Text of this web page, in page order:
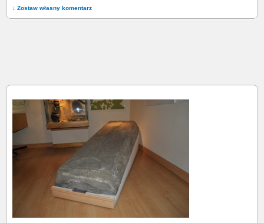
↓ Zostaw własny komentarz